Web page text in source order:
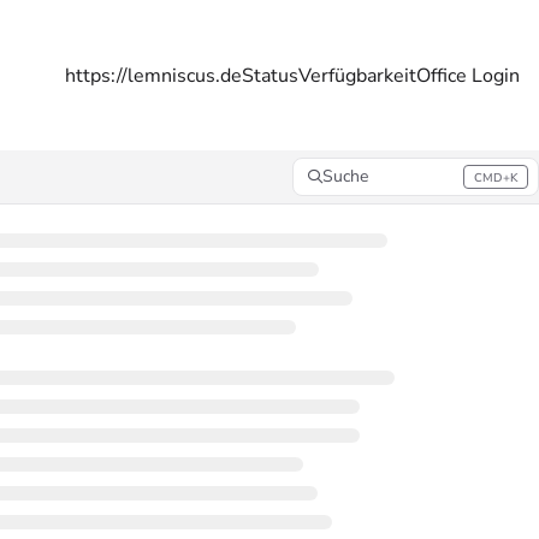
https://lemniscus.deStatusVerfügbarkeitOffice Login
Suche CMD+K
Press CMD+K to open search